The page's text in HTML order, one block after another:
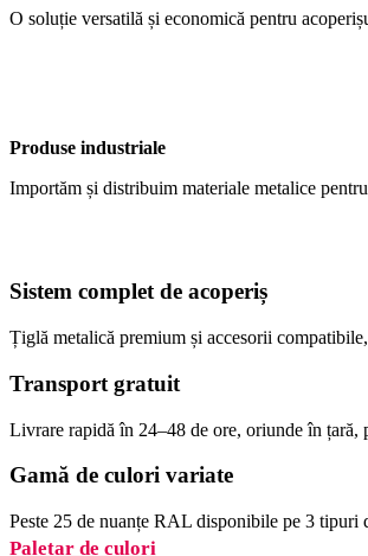
O soluție versatilă și economică pentru
Produse industriale
Importăm și distribuim materiale metalice
Sistem complet de acoperiș
Țiglă metalică premium și accesorii
Transport gratuit
Livrare rapidă în 24–48 de ore, oriunde în țară,
Gamă de culori variate
Peste 25 de nuanțe RAL disponibile pe 3 tipuri
Paletar de culori